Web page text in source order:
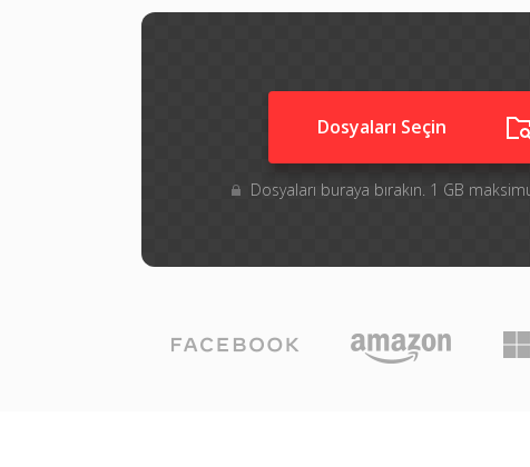
Dosyaları Seçin
Dosyaları buraya bırakın. 1 GB